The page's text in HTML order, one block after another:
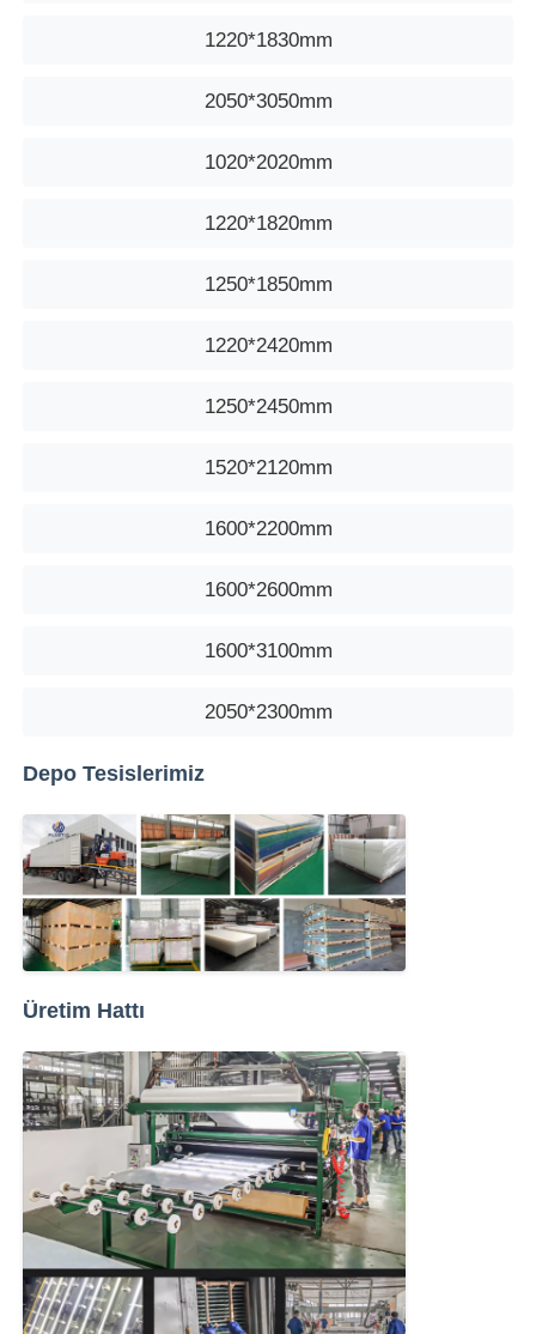
1220*1830mm
2050*3050mm
1020*2020mm
1220*1820mm
1250*1850mm
1220*2420mm
1250*2450mm
1520*2120mm
1600*2200mm
1600*2600mm
1600*3100mm
2050*2300mm
Depo Tesislerimiz
Üretim Hattı